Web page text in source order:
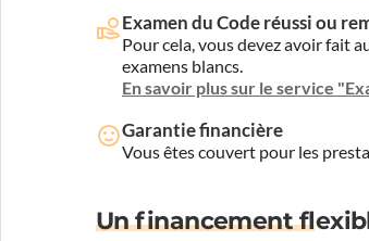
Examen du Code réussi ou
Pour cela, vous devez avoir fait
examens blancs.
En savoir plus sur le service
Garantie financière
Vous êtes couvert pour les
Un financement